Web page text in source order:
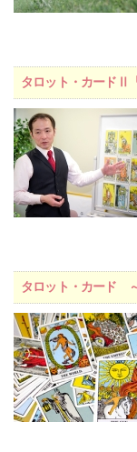
タロット・カードⅡ
タロット・カード